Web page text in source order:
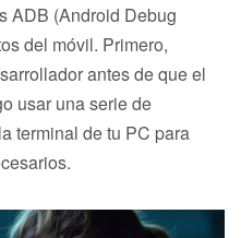
ADB (Android Debug
del móvil. Primero,
antes de que el
usar una serie de
terminal de tu PC para